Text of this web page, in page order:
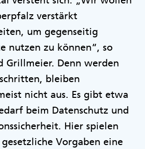
verstärkt
um gegenseitig
nutzen zu können“, so
Grillmeier. Denn werden
bleiben
nicht aus. Es gibt etwa
beim Datenschutz und
Hier spielen
Vorgaben eine